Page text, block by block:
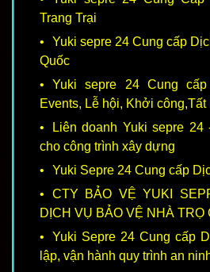
Trang Trại
Yuki sepre 24 Cung cấp
Quốc
Yuki sepre 24 Cung
Events, Lễ hội, Khởi
Liên doanh Yuki sepre
cho công trình xây dựng
Yuki Sepre 24 Cung cấp
CTY BẢO VỆ YUKI
DỊCH VỤ BẢO VỆ NHÀ TRỌ
Yuki Sepre 24 Cung cấp
lập, vận hành quy trình an